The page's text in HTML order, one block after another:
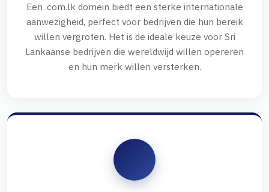
Een .com.lk domein biedt een sterke internationale
aanwezigheid, perfect voor bedrijven die hun bereik
willen vergroten. Het is de ideale keuze voor Sri
Lankaanse bedrijven die wereldwijd willen opereren
en hun merk willen versterken.